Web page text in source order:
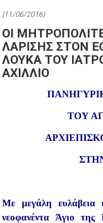
(11/06/2016)
ΟΙ
ΛΑΡΙΣΗΣ ΣΤΟΝ
ΛΟΥΚΑ ΤΟΥ
ΑΧΙΛΛΙΟ
ΤΟΥ
Με μεγάλη ευλάβεια
νεοφανέντα Άγιο της